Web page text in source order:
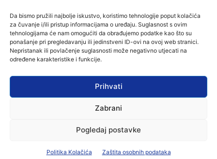
Da bismo pružili najbolje iskustvo, koristimo tehnologije poput kolačića
za čuvanje i/ili pristup informacijama o uređaju. Suglasnost s ovim
tehnologijama će nam omogućiti da obrađujemo podatke kao što su
ponašanje pri pregledavanju ili jedinstveni ID-ovi na ovoj web stranici.
Nepristanak ili povlačenje suglasnosti može negativno utjecati na
određene karakteristike i funkcije.
Prihvati
Zabrani
Pogledaj postavke
Politika Kolačića Zaštita osobnih podataka
Krimići, trileri, ljubavne priče i
povijesna fikcija najtraženiji su
žanrovi ovoga ljeta u vinkovačkoj
knjižnici
6 kolovoza, 2026
Aktualno
kanalizacije najavljuju smanjenje
tlaka u vodovodnoj mreži
Poziv na racionalno korištenje vode